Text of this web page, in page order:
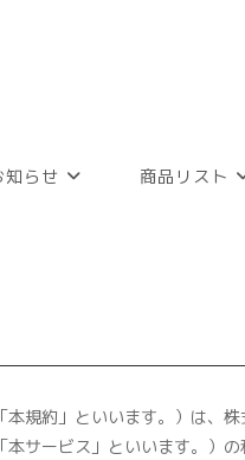
知らせ 商品リスト
本規約」といいます。）は、
本サービス」といいます。）